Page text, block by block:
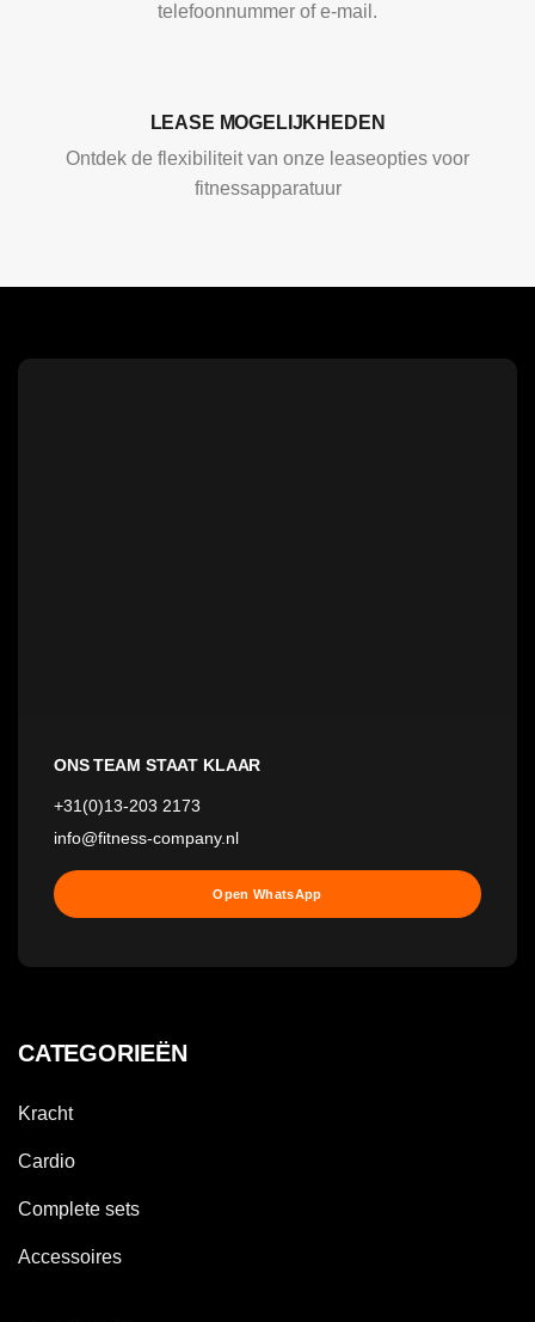
telefoonnummer of e-mail.
LEASE MOGELIJKHEDEN
Ontdek de flexibiliteit van onze leaseopties voor
fitnessapparatuur
ONS TEAM STAAT KLAAR
+31(0)13-203 2173
info@fitness-company.nl
Open WhatsApp
CATEGORIEËN
Kracht
Cardio
Complete sets
Accessoires